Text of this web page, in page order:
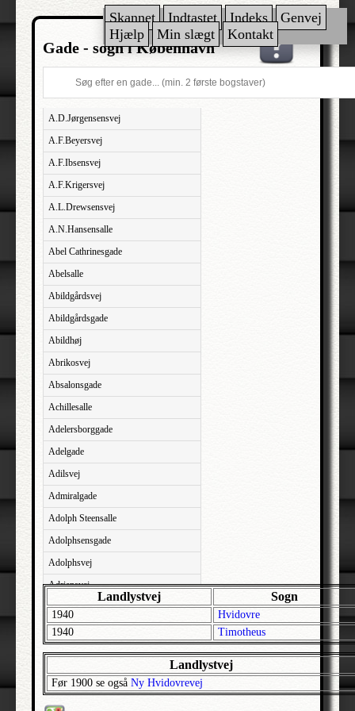
Skannet Indtastet Indeks
Genvej
Hjælp
Min slægt Kontakt
Gade - sogn i København
A.D.Jørgensensvej
A.F.Beyersvej
A.F.Ibsensvej
A.F.Krigersvej
A.L.Drewsensvej
A.N.Hansensalle
Abel Cathrinesgade
Abelsalle
Abildgårdsvej
Abildgårdsgade
Abildhøj
Abrikosvej
Absalonsgade
Achillesalle
Adelersborggade
Adelgade
Adilsvej
Admiralgade
Adolph Steensalle
Adolphsensgade
Adolphsvej
Adriansvej
Aftenbakken
Agavevej
Agerlandsvej
Agermosen
Agerskovvej
Landlystvej Sogn
1940
Hvidovre
1940
Timotheus
Landlystvej
Før 1900 se også Ny Hvidovrevej